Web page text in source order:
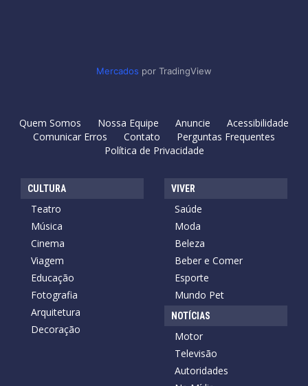
Mercados por TradingView
Quem Somos Nossa Equipe Anuncie
Acessibilidade
Comunicar Erros
Contato
Perguntas Frequentes
Política de Privacidade
CULTURA
Teatro
Música
Cinema
Viagem
Educação
Fotografia
Arquitetura
Decoração
VIVER
Saúde
Moda
Beleza
Beber e Comer
Esporte
Mundo Pet
NOTÍCIAS
Motor
Televisão
Autoridades